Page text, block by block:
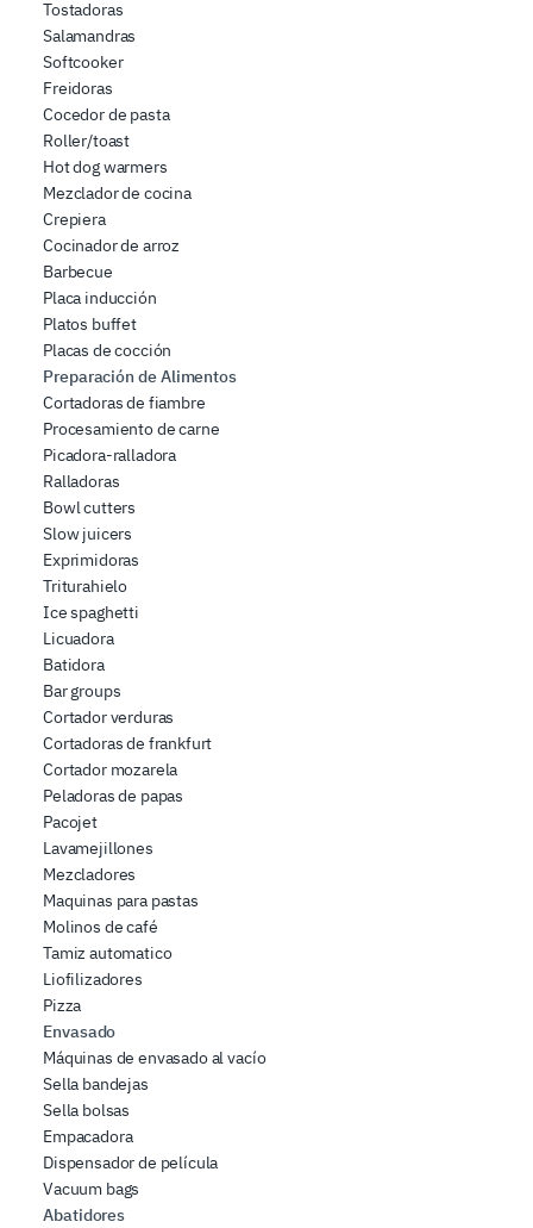
che hanno raccolto dal suo utilizzo dei loro servizi.
Tostadoras
Salamandras
Softcooker
Freidoras
Cocedor de pasta
Roller/toast
Hot dog warmers
Mezclador de cocina
Crepiera
Cocinador de arroz
Barbecue
Placa inducción
Platos buffet
Placas de cocción
Preparación de Alimentos
Cortadoras de fiambre
Procesamiento de carne
Picadora-ralladora
Ralladoras
Bowl cutters
Slow juicers
Exprimidoras
Triturahielo
Ice spaghetti
Licuadora
Batidora
Bar groups
Cortador verduras
Cortadoras de frankfurt
Cortador mozarela
Peladoras de papas
Pacojet
Lavamejillones
Mezcladores
Maquinas para pastas
Molinos de café
Tamiz automatico
Liofilizadores
Pizza
Envasado
Máquinas de envasado al vacío
Sella bandejas
Sella bolsas
Empacadora
Dispensador de película
Vacuum bags
Abatidores